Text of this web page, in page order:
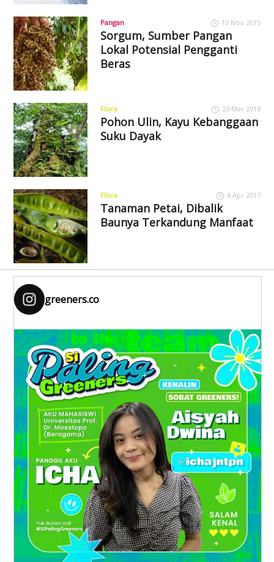
Pangan 10 Nov 2015
Sorgum, Sumber Pangan
Lokal Potensial Pengganti
Beras
Flora 23 Mar 2018
Pohon Ulin, Kayu Kebanggaan
Suku Dayak
Flora 4 Apr 2017
Tanaman Petai, Dibalik
Baunya Terkandung Manfaat
greeners.co